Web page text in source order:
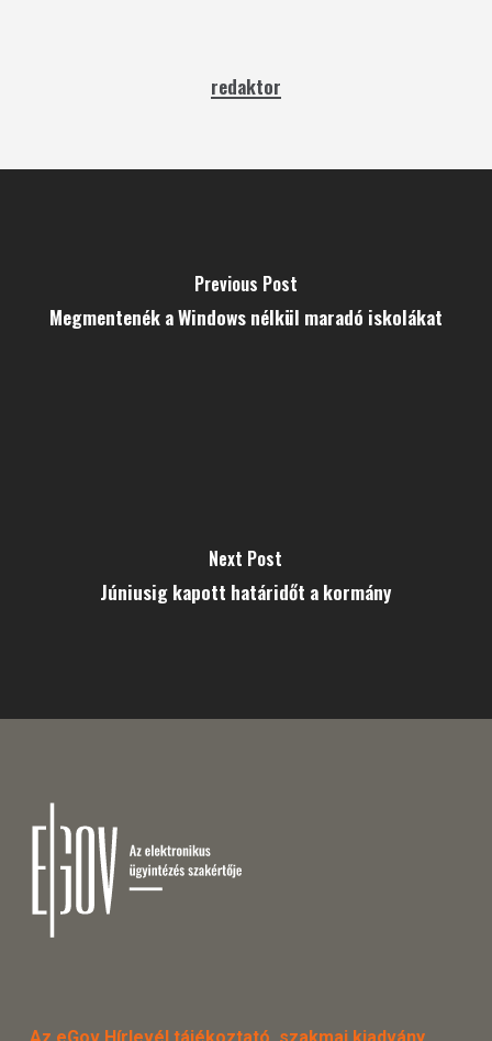
redaktor
Previous Post
Megmentenék a Windows nélkül maradó iskolákat
Next Post
Júniusig kapott határidőt a kormány